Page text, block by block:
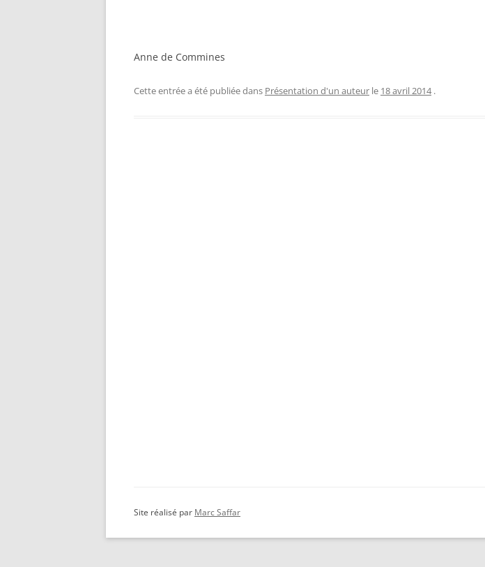
Anne de Commines
Cette entrée a été publiée dans Présentation d'un auteur le 18 avril 2014 .
Site réalisé par Marc Saffar